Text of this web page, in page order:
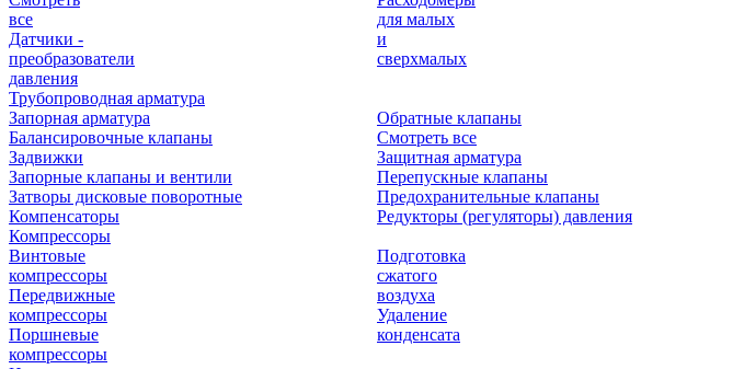
все
Датчики -
преобразователи
давления
для малых
и
сверхмалых
Трубопроводная арматура
Запорная арматура
Балансировочные клапаны
Задвижки
Запорные клапаны и вентили
Затворы дисковые поворотные
Компенсаторы
Обратные клапаны
Смотреть все
Защитная арматура
Перепускные клапаны
Предохранительные клапаны
Редукторы (регуляторы) давления
Компрессоры
Винтовые
компрессоры
Передвижные
компрессоры
Поршневые
компрессоры
Подготовка
сжатого
воздуха
Удаление
конденсата